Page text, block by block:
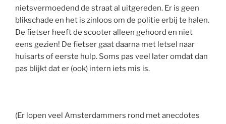
nietsvermoedend de straat al uitgereden. Er is geen
blikschade en het is zinloos om de politie erbij te halen.
De fietser heeft de scooter alleen gehoord en niet
eens gezien! De fietser gaat daarna met letsel naar
huisarts of eerste hulp. Soms pas veel later omdat dan
pas blijkt dat er (ook) intern iets mis is.
(Er lopen veel Amsterdammers rond met anecdotes